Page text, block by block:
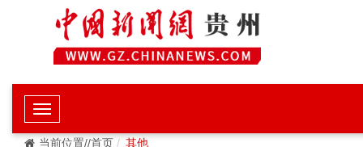
当前位置//首页 其他